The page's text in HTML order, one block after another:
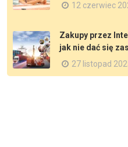
12 czerwiec
Zakupy przez
jak nie dać się
27 listopad